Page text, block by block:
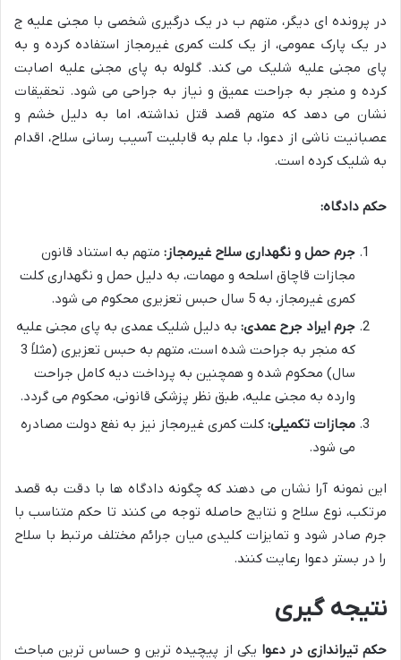
در پرونده ای دیگر، متهم ب در یک درگیری شخصی با مجنی علیه ج
در یک پارک عمومی، از یک کلت کمری غیرمجاز استفاده کرده و به
پای مجنی علیه شلیک می کند. گلوله به پای مجنی علیه اصابت
کرده و منجر به جراحت عمیق و نیاز به جراحی می شود. تحقیقات
نشان می دهد که متهم قصد قتل نداشته، اما به دلیل خشم و
عصبانیت ناشی از دعوا، با علم به قابلیت آسیب رسانی سلاح، اقدام
به شلیک کرده است.
حکم دادگاه:
جرم حمل و نگهداری سلاح غیرمجاز: متهم به استناد قانون
مجازات قاچاق اسلحه و مهمات، به دلیل حمل و نگهداری کلت
کمری غیرمجاز، به 5 سال حبس تعزیری محکوم می شود.
جرم ایراد جرح عمدی: به دلیل شلیک عمدی به پای مجنی علیه
که منجر به جراحت شده است، متهم به حبس تعزیری (مثلاً 3
سال) محکوم شده و همچنین به پرداخت دیه کامل جراحت
وارده به مجنی علیه، طبق نظر پزشکی قانونی، محکوم می گردد.
مجازات تکمیلی: کلت کمری غیرمجاز نیز به نفع دولت مصادره
می شود.
این نمونه آرا نشان می دهند که چگونه دادگاه ها با دقت به قصد
مرتکب، نوع سلاح و نتایج حاصله توجه می کنند تا حکم متناسب با
جرم صادر شود و تمایزات کلیدی میان جرائم مختلف مرتبط با سلاح
را در بستر دعوا رعایت کنند.
نتیجه گیری
حکم تیراندازی در دعوا یکی از پیچیده ترین و حساس ترین مباحث